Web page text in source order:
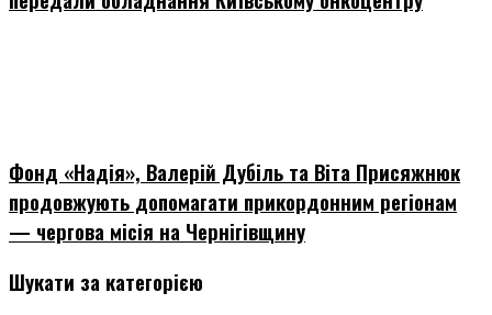
Фонд «Надія», Валерій Дубіль та Віта Присяжнюк
продовжують допомагати прикордонним регіонам
— чергова місія на Чернігівщину
Шукати за категорією